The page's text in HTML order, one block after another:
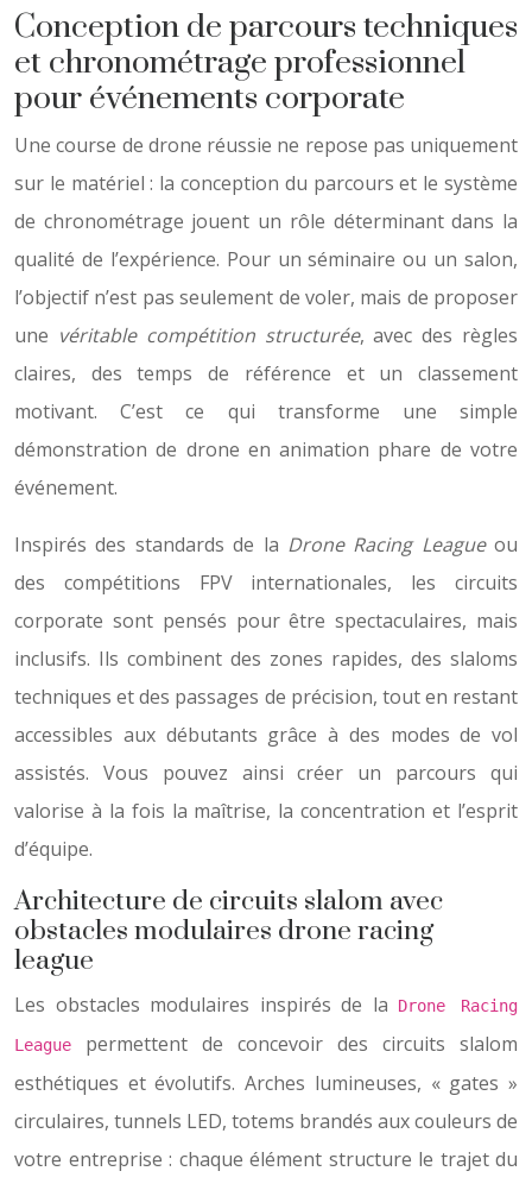
Conception de parcours techniques
et chronométrage professionnel
pour événements corporate
Une course de drone réussie ne repose pas uniquement
sur le matériel : la conception du parcours et le système
de chronométrage jouent un rôle déterminant dans la
qualité de l’expérience. Pour un séminaire ou un salon,
l’objectif n’est pas seulement de voler, mais de proposer
une véritable compétition structurée, avec des règles
claires, des temps de référence et un classement
motivant. C’est ce qui transforme une simple
démonstration de drone en animation phare de votre
événement.
Inspirés des standards de la Drone Racing Leagueou
des compétitions FPV internationales, les circuits
corporate sont pensés pour être spectaculaires, mais
inclusifs. Ils combinent des zones rapides, des slaloms
techniques et des passages de précision, tout en restant
accessibles aux débutants grâce à des modes de vol
assistés. Vous pouvez ainsi créer un parcours qui
valorise à la fois la maîtrise, la concentration et l’esprit
d’équipe.
Architecture de circuits slalom avec
obstacles modulaires drone racing
league
Les obstacles modulaires inspirés de la Drone Racing
League
permettent de concevoir des circuits slalom
esthétiques et évolutifs. Arches lumineuses, « gates »
circulaires, tunnels LED, totems brandés aux couleurs de
votre entreprise : chaque élément structure le trajet du